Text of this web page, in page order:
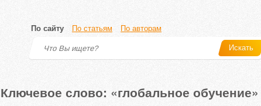
По сайту По статьям По авторам
Искать
Ключевое слово: «глобальное обучение»